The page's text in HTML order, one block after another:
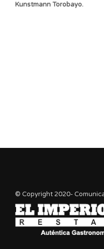
Kunstmann Torobayo.
© Copyright 2020-